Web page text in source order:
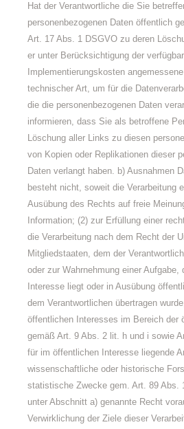
Hat der Verantwortliche die Sie
personenbezogenen Daten öffentlich
Art. 17 Abs. 1 DSGVO zu deren
er unter Berücksichtigung der
Implementierungskosten
technischer Art, um für die
die die personenbezogenen Daten
informieren, dass Sie als betroffene
Löschung aller Links zu diesen
von Kopien oder Replikationen dieser
Daten verlangt haben. b) Ausnahmen
besteht nicht, soweit die Verarbeitung
Ausübung des Rechts auf freie
Information; (2) zur Erfüllung einer
die Verarbeitung nach dem Recht der
Mitgliedstaaten, dem der
oder zur Wahrnehmung einer Aufgabe,
Interesse liegt oder in Ausübung
dem Verantwortlichen übertragen
öffentlichen Interesses im Bereich der
gemäß Art. 9 Abs. 2 lit. h und i sowie
für im öffentlichen Interesse liegende
wissenschaftliche oder historische
statistische Zwecke gem. Art. 89 Abs.
unter Abschnitt a) genannte Recht
Verwirklichung der Ziele dieser